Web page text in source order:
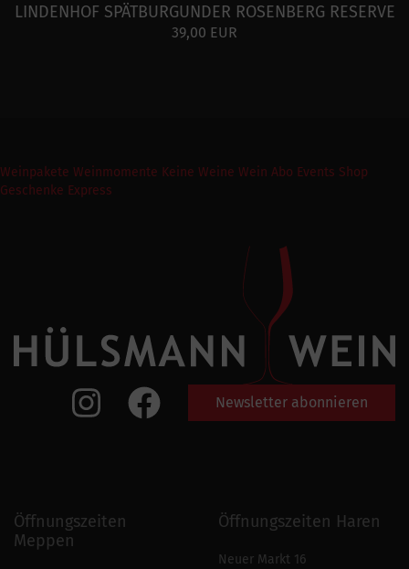
LINDENHOF SPÄTBURGUNDER ROSENBERG RESERVE
39,00 EUR
Weinpakete Weinmomente Keine Weine Wein Abo Events Shop
Geschenke Express
Newsletter abonnieren
Öffnungszeiten
Meppen
Öffnungszeiten Haren
Neuer Markt 16